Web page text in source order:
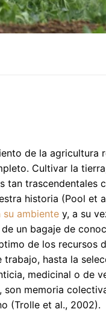
de la agricultura
Cultivar la
trascendentales
historia (Pool et
ambiente y, a su
un bagaje de
de los recursos
hasta la
medicinal o de
memoria
(Trolle et al., 2002).